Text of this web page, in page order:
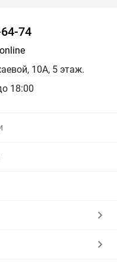
74
10А, 5 этаж.
18:00